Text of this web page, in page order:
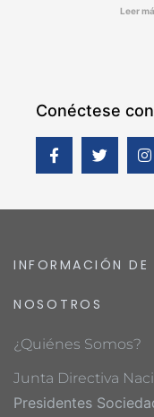
Leer
Conéctese con
INFORMACIÓN
NOSOTROS
¿Quiénes Somos?
Junta Directiva
Presidentes